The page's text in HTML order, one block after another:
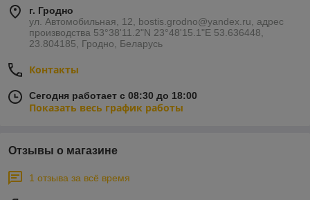
г. Гродно
ул. Автомобильная, 12, bostis.grodno@yandex.ru, адрес
производства 53°38'11.2"N 23°48'15.1"E 53.636448,
23.804185, Гродно, Беларусь
Контакты
Сегодня работает с 08:30 до 18:00
Показать весь график работы
Отзывы о магазине
1 отзыва за всё время